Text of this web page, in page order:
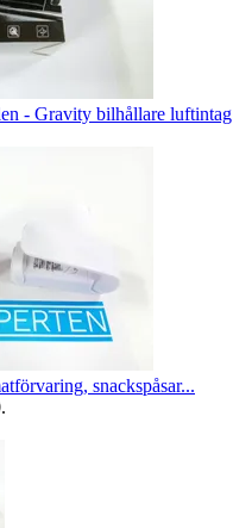
- Gravity bilhållare luftintag
snackspåsar...
.